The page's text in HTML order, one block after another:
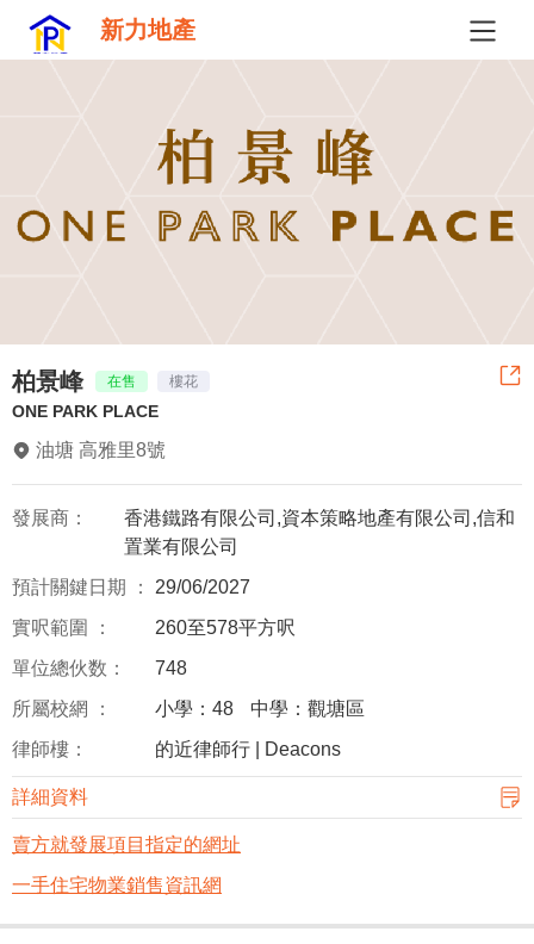
新力地產
柏景峰 在售 樓花
ONE PARK PLACE
油塘 高雅里8號
預計關鍵日期 ： 29/06/2027
單位總伙数： 748
實呎範圍 ： 260至578平方呎
律師樓： 的近律師行 | Deacons
所屬校網 ： 小學：48 中學：觀塘區
發展商：
香港鐵路有限公司,資本策略地產有限公司,信和
置業有限公司
詳細資料
賣方就發展項目指定的網址
一手住宅物業銷售資訊網